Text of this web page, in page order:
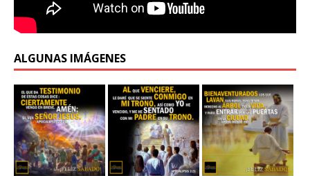
ALGUNAS IMÁGENES